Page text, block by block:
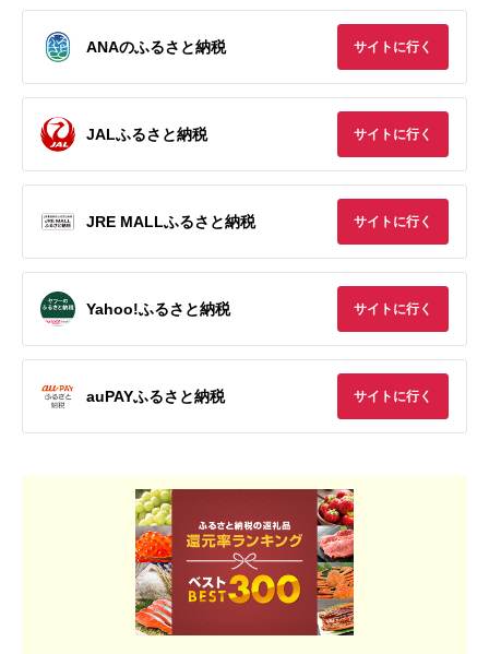
ANAのふるさと納税 サイトに行く
JALふるさと納税 サイトに行く
JRE MALLふるさと納税 サイトに行く
Yahoo!ふるさと納税 サイトに行く
auPAYふるさと納税 サイトに行く